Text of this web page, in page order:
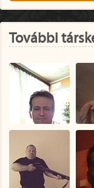
További